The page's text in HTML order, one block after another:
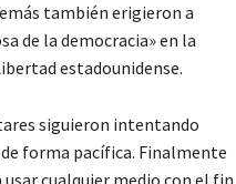
también erigieron a
de la democracia» en la
estadounidense.
siguieron intentando
forma pacífica. Finalmente
cualquier medio con el fin